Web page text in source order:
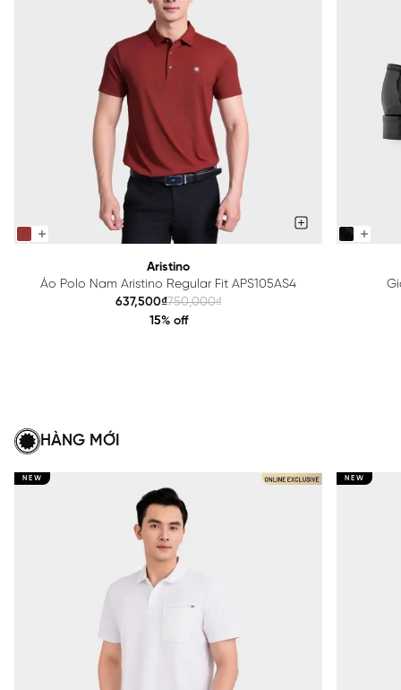
Aristino
Áo Polo Nam Aristino Regular Fit APS105AS4
637,500₫750,000₫
15% off
HÀNG MỚI
NEW NEW